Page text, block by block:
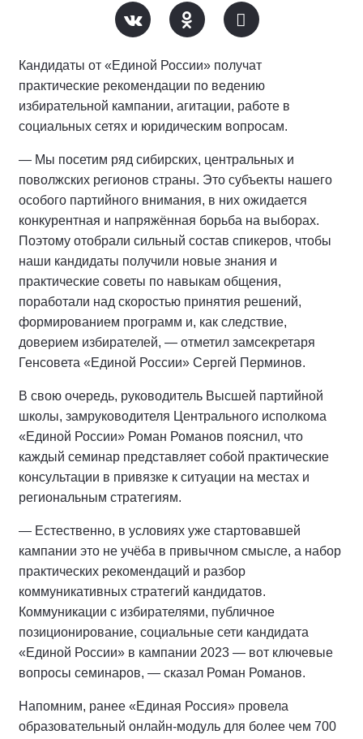
Кандидаты от «Единой России» получат
практические рекомендации по ведению
избирательной кампании, агитации, работе в
социальных сетях и юридическим вопросам.
— Мы посетим ряд сибирских, центральных и
поволжских регионов страны. Это субъекты нашего
особого партийного внимания, в них ожидается
конкурентная и напряжённая борьба на выборах.
Поэтому отобрали сильный состав спикеров, чтобы
наши кандидаты получили новые знания и
практические советы по навыкам общения,
поработали над скоростью принятия решений,
формированием программ и, как следствие,
доверием избирателей, — отметил замсекретаря
Генсовета «Единой России» Сергей Перминов.
В свою очередь, руководитель Высшей партийной
школы, замруководителя Центрального исполкома
«Единой России» Роман Романов пояснил, что
каждый семинар представляет собой практические
консультации в привязке к ситуации на местах и
региональным стратегиям.
— Естественно, в условиях уже стартовавшей
кампании это не учёба в привычном смысле, а набор
практических рекомендаций и разбор
коммуникативных стратегий кандидатов.
Коммуникации с избирателями, публичное
позиционирование, социальные сети кандидата
«Единой России» в кампании 2023 — вот ключевые
вопросы семинаров, — сказал Роман Романов.
Напомним, ранее «Единая Россия» провела
образовательный онлайн-модуль для более чем 700